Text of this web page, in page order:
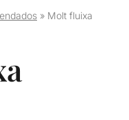
» Molt fluixa